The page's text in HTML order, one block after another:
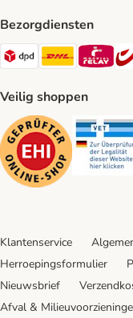
Bezorgdiensten
Dpd Shipping
DHL
Veilig shoppen
Security
Klantenservice
Herroepingsformulier
Nieuwsbrief
Afval &